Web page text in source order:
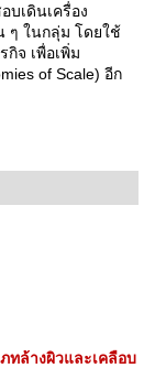
บเดินเครื่อง
ๆ ในกลุ่ม โดยใช้
จ เพื่อเพิ่ม
of Scale) อีก
ทล้างผิวและเคลือบ